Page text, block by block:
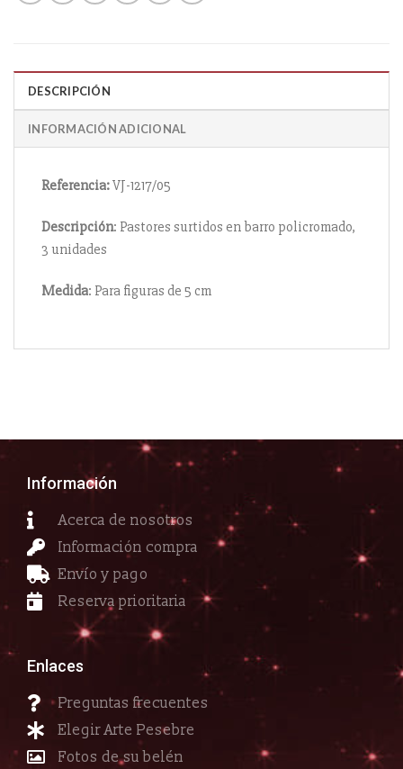
DESCRIPCIÓN
INFORMACIÓN ADICIONAL
Referencia:VJ-1217/05
Descripción: Pastores surtidos en barro policromado,
3 unidades
Medida: Para figuras de 5 cm
Información
Acerca de nosotros
Información compra
Envío y pago
Reserva prioritaria
Enlaces
Preguntas frecuentes
Elegir Arte Pesebre
Fotos de su belén